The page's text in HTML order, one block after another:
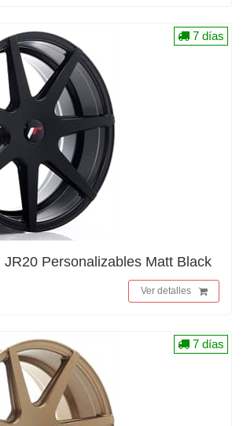
JR20 Personalizables Matt Black
Ver detalles
7 días
7 días